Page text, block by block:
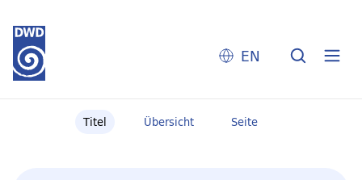
EN
Titel Übersicht Seite